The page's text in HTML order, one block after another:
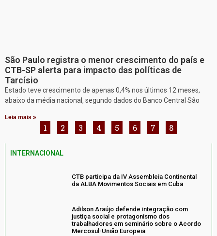
São Paulo registra o menor crescimento do país e
CTB-SP alerta para impacto das políticas de
Tarcísio
Estado teve crescimento de apenas 0,4% nos últimos 12 meses,
abaixo da média nacional, segundo dados do Banco Central São
Leia mais »
1 2 3 4 5 6 7 8
INTERNACIONAL
CTB participa da IV Assembleia Continental
da ALBA Movimentos Sociais em Cuba
Adilson Araújo defende integração com
justiça social e protagonismo dos
trabalhadores em seminário sobre o Acordo
Mercosul-União Europeia